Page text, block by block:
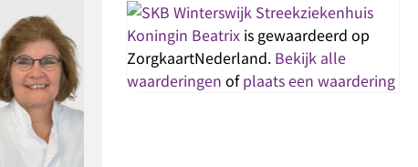
Streekziekenhuis
Koningin Beatrix is gewaardeerd op
ZorgkaartNederland. Bekijk alle
waarderingen ofplaats een waardering